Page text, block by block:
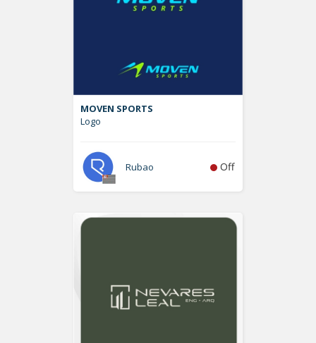
MOVEN SPORTS
Logo
Rubao Off